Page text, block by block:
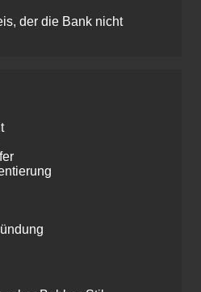
der die Bank nicht